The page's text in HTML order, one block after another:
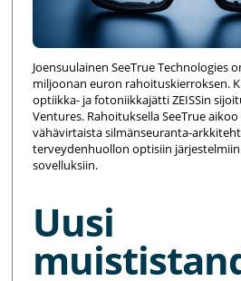
Joensuulainen SeeTrue Technologies
miljoonan euron rahoituskierroksen.
optiikka- ja fotoniikkajätti ZEISSin
Ventures. Rahoituksella SeeTrue
vähävirtaista silmänseuranta-
terveydenhuollon optisiin
sovelluksiin.
Uusi